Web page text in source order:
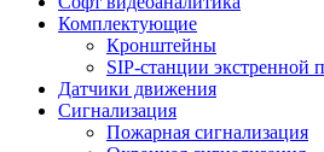
Комплектующие
Кронштейны
SIP-станции экстренной
Датчики движения
Сигнализация
Пожарная сигнализация